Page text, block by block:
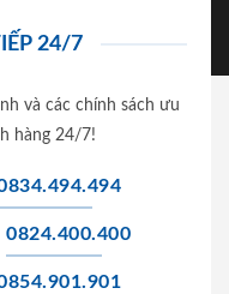
24/7
và các chính sách ưu
hàng 24/7!
0824.400.400